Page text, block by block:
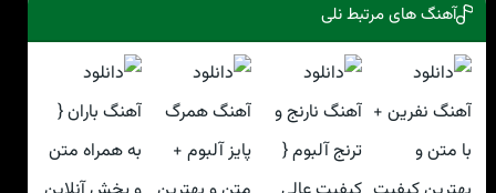
آهنگ های مرتبط نلی